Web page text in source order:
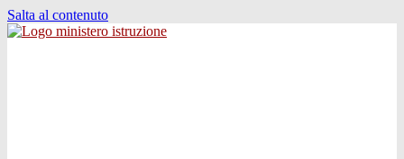
Salta al contenuto